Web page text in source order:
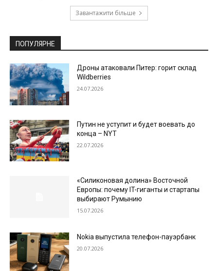
Завантажити більше
ПОПУЛЯРНЕ
Дроны атаковали Питер: горит склад
Wildberries
24.07.2026
Путин не уступит и будет воевать до
конца – NYT
22.07.2026
«Силиконовая долина» Восточной
Европы: почему IT-гиганты и стартапы
выбирают Румынию
15.07.2026
Nokia выпустила телефон-пауэрбанк
20.07.2026